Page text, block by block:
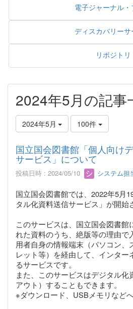
電子ジャーナル・
ディスカバリーサ
リポジトリ
2024年5月の記事
2024年5月 100件
国立国会図書館「個人向け
サービス」について
投稿日時 : 2024/05/10 システム担
国立国会図書館では、2022年5月
タル化資料送信サービス」が開始
このサービスは、国立国会図書館
れた資料のうち、絶版等の理由で
用者自身の情報端末（パソコン、
レット等）を経由して、インター
るサービスです。
また、このサービスはデジタル化
アウト）することもできます。
※ダウンロード、USBメモリなど